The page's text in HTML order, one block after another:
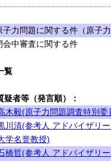
子力問題に関する件（原子
会中審査に関する件
覧
疑者等（発言順）：
木毅(原子力問題調査特別委
川清(参考人 アドバイザリ
学名誉教授)
橋哲(参考人 アドバイザリ